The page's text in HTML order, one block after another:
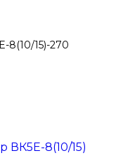
8(10/15)-270